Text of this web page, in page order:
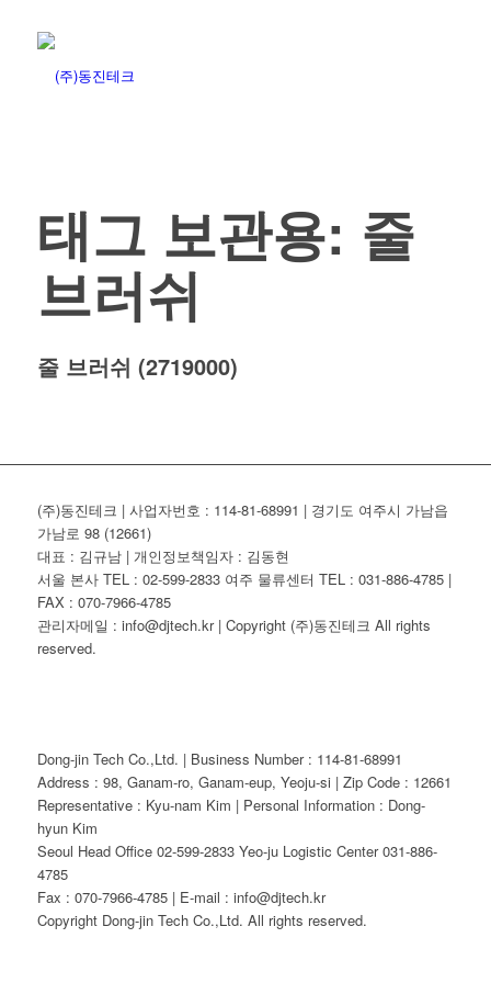
태그 보관용: 줄
브러쉬
줄 브러쉬 (2719000)
(주)동진테크 | 사업자번호 : 114-81-68991 | 경기도 여주시 가남읍
가남로 98 (12661)
대표 : 김규남 | 개인정보책임자 : 김동현
서울 본사 TEL : 02-599-2833 여주 물류센터 TEL : 031-886-4785 |
FAX : 070-7966-4785
관리자메일 : info@djtech.kr | Copyright (주)동진테크 All rights
reserved.
Dong-jin Tech Co.,Ltd. | Business Number : 114-81-68991
Address : 98, Ganam-ro, Ganam-eup, Yeoju-si | Zip Code : 12661
Representative : Kyu-nam Kim | Personal Information : Dong-
hyun Kim
Seoul Head Office 02-599-2833 Yeo-ju Logistic Center 031-886-
4785
Fax : 070-7966-4785 | E-mail : info@djtech.kr
Copyright Dong-jin Tech Co.,Ltd. All rights reserved.